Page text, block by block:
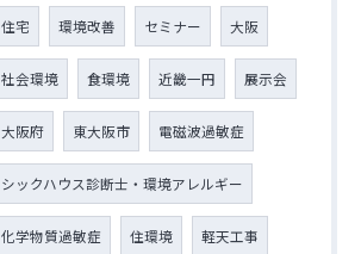
住宅 環境改善 セミナー 大阪
社会環境 食環境 近畿一円 展示会
大阪府 東大阪市 電磁波過敏症
シックハウス診断士・環境アレルギー
化学物質過敏症 住環境 軽天工事